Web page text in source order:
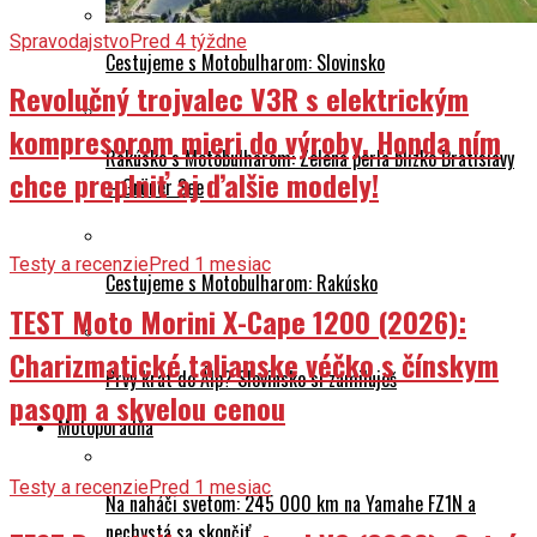
Cestujeme s Motobulharom: Slovinsko
Rakúsko s Motobulharom: Zelená perla blízko Bratislavy
– Grüner See
Cestujeme s Motobulharom: Rakúsko
Prvý krát do Álp? Slovinsko si zamiluješ
Motoporadňa
Na naháči svetom: 245 000 km na Yamahe FZ1N a
SpravodajstvoPred 4 týždne
Revolučný trojvalec V3R s elektrickým
kompresorom mieri do výroby. Honda ním
chce preplniť aj ďalšie modely!
Testy a recenziePred 1 mesiac
TEST Moto Morini X-Cape 1200 (2026):
Charizmatické talianske véčko s čínskym
pasom a skvelou cenou
Testy a recenziePred 1 mesiac